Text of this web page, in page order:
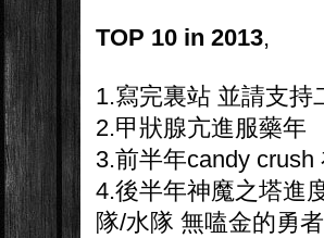
TOP 10 in 2013,
1.寫完裏站 並請支持
2.甲狀腺亢進服藥年
3.前半年candy
4.後半年神魔之塔進
隊/水隊 無嗑金的勇者